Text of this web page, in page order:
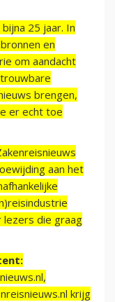
25 jaar. In
en
om aandacht
brengen,
er echt toe
aan het
lezers die graag
krijg